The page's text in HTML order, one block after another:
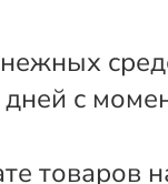
с
товаров